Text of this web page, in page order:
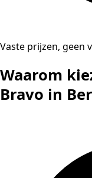
Vaste prijzen, geen
Waarom
Bravo in